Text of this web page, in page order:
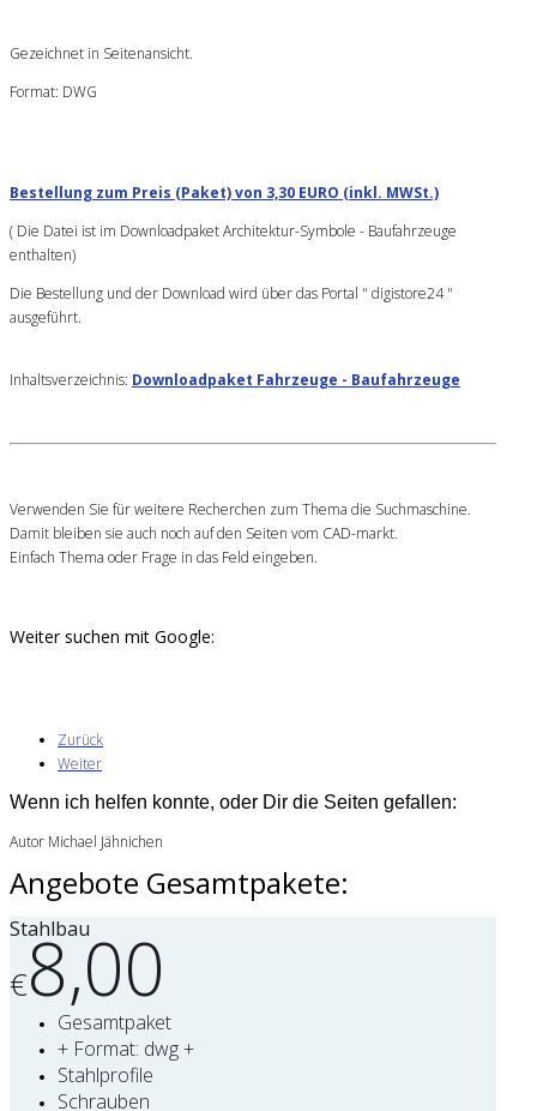
Gezeichnet in Seitenansicht.
Format: DWG
Bestellung zum Preis (Paket) von 3,30 EURO (inkl. MWSt.)
( Die Datei ist im Downloadpaket Architektur-Symbole - Baufahrzeuge
enthalten)
Die Bestellung und der Download wird über das Portal " digistore24 "
ausgeführt.
Inhaltsverzeichnis: Downloadpaket Fahrzeuge - Baufahrzeuge
Verwenden Sie für weitere Recherchen zum Thema die Suchmaschine.
Damit bleiben sie auch noch auf den Seiten vom CAD-markt.
Einfach Thema oder Frage in das Feld eingeben.
Weiter suchen mit Google:
Zurück
Weiter
Wenn ich helfen konnte, oder Dir die Seiten gefallen:
Autor Michael Jähnichen
Angebote Gesamtpakete:
Stahlbau
€8,00
Gesamtpaket
+ Format: dwg +
Stahlprofile
Schrauben